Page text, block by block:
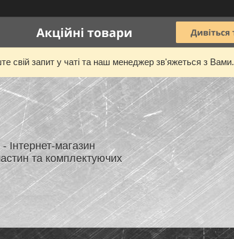
свій запит у чаті та наш менеджер зв'яжеться з Вами.
Інтернет-магазин
та комплектуючих